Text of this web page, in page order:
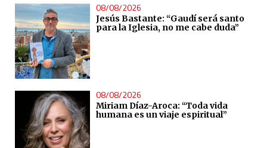
08/08/2026
Jesús Bastante: “Gaudí será santo
para la Iglesia, no me cabe duda”
08/08/2026
Miriam Díaz-Aroca: “Toda vida
humana es un viaje espiritual”